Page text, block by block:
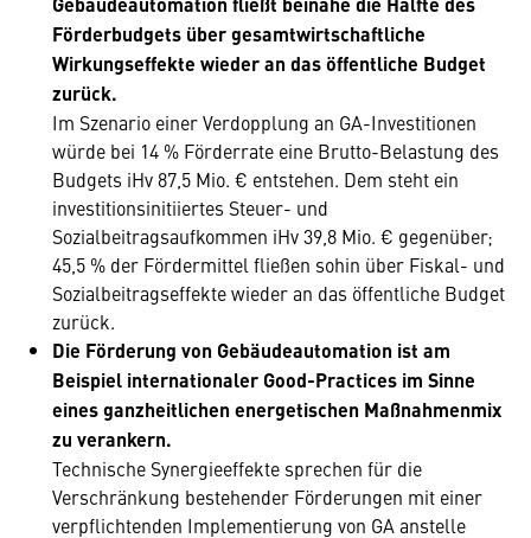
Förderbudgets über gesamtwirtschaftliche
Wirkungseffekte wieder an das öffentliche Budget
zurück.
Im Szenario einer Verdopplung an GA-Investitionen
würde bei 14 % Förderrate eine Brutto-Belastung des
Budgets iHv 87,5 Mio. € entstehen. Dem steht ein
investitionsinitiiertes Steuer- und
Sozialbeitragsaufkommen iHv 39,8 Mio. € gegenüber;
45,5 % der Fördermittel fließen sohin über Fiskal- und
Sozialbeitragseffekte wieder an das öffentliche Budget
zurück.
Die Förderung von Gebäudeautomation ist am
Beispiel internationaler Good-Practices im Sinne
eines ganzheitlichen energetischen Maßnahmenmix
zu verankern.
Technische Synergieeffekte sprechen für die
Verschränkung bestehender Förderungen mit einer
verpflichtenden Implementierung von GA anstelle